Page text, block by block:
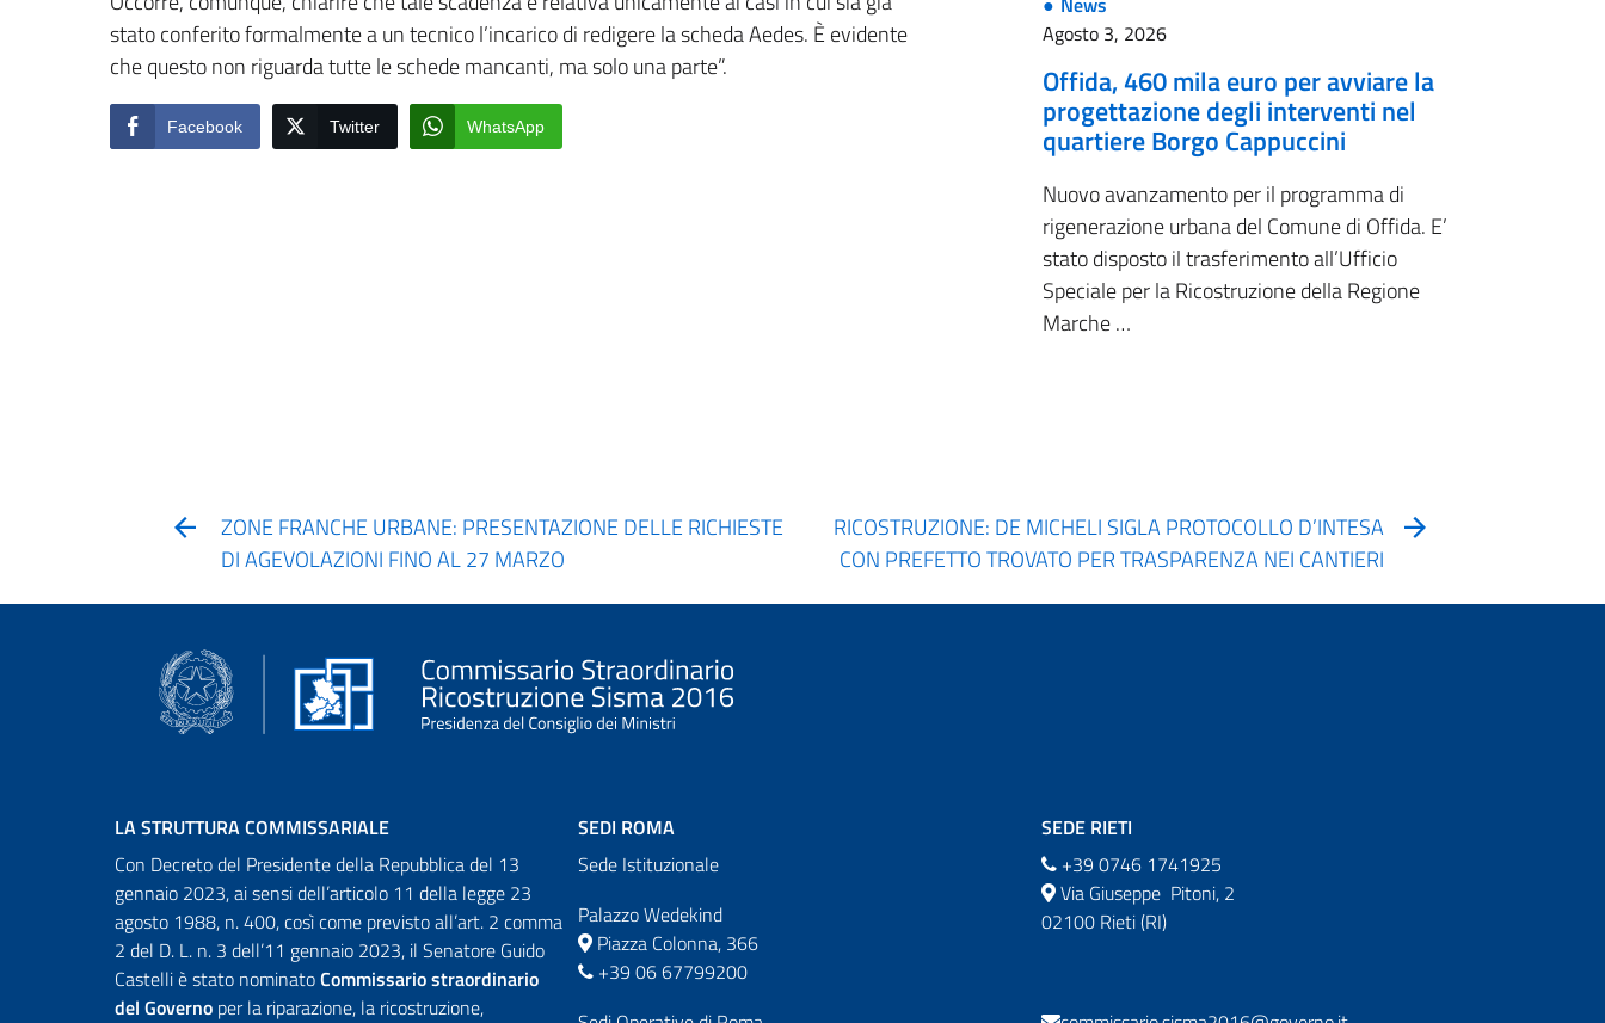
stato conferito formalmente a un tecnico l’incarico di redigere la scheda Aedes. È evidente
che questo non riguarda tutte le schede mancanti, ma solo una parte”.
Facebook Twitter WhatsApp
Agosto 3, 2026
Offida, 460 mila euro per avviare la
progettazione degli interventi nel
quartiere Borgo Cappuccini
Nuovo avanzamento per il programma di
rigenerazione urbana del Comune di Offida. E’
stato disposto il trasferimento all’Ufficio
Speciale per la Ricostruzione della Regione
Marche …
ZONE FRANCHE URBANE: PRESENTAZIONE DELLE RICHIESTE
DI AGEVOLAZIONI FINO AL 27 MARZO
RICOSTRUZIONE: DE MICHELI SIGLA PROTOCOLLO D’INTESA
CON PREFETTO TROVATO PER TRASPARENZA NEI CANTIERI
LA STRUTTURA COMMISSARIALE
Con Decreto del Presidente della Repubblica del 13
gennaio 2023, ai sensi dell’articolo 11 della legge 23
agosto 1988, n. 400, così come previsto all’art. 2 comma
2 del D. L. n. 3 dell’11 gennaio 2023, il Senatore Guido
Castelli è stato nominatoCommissario straordinario
del Governo per la riparazione, la ricostruzione,
SEDI ROMA
Sede Istituzionale
Palazzo Wedekind
Piazza Colonna, 366
+39 06 67799200
SEDE RIETI
+39 0746 1741925
Via Giuseppe Pitoni, 2
02100 Rieti (RI)